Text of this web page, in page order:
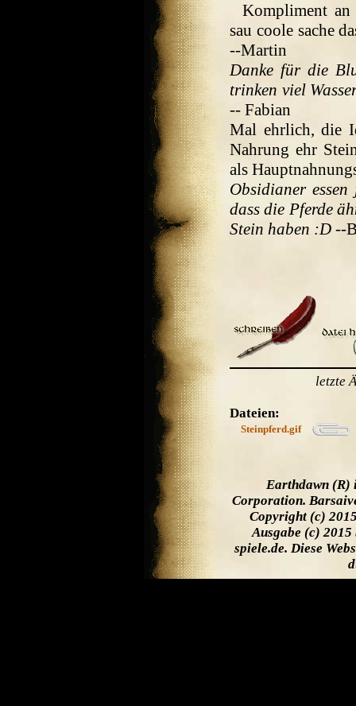
Kompliment an
sau coole sache
--Martin
Danke für die
trinken viel
-- Fabian
Mal ehrlich, die
Nahrung ehr
als
Obsidianer
dass die Pferde
Stein haben :D --
letzte
Dateien:
Steinpferd.gif
Earthdawn (R)
Corporation.
Copyright (c)
Ausgabe (c) 2015
spiele.de. Diese